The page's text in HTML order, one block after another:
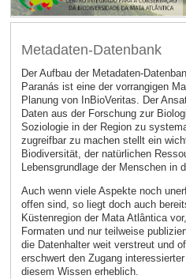
Metadaten-Datenbank
Der Aufbau der Metadaten-
Paranás ist eine der vorrangigen
Planung von InBioVeritas. Der
Daten aus der Forschung zur
Soziologie in der Region zu
zugreifbar zu machen stellt ein
Biodiversität, der natürlichen
Lebensgrundlage der Menschen in
Auch wenn viele Aspekte noch
offen sind, so liegt doch auch
Küstenregion der Mata Atlântica
Formaten und nur teilweise
die Datenhalter weit verstreut und
erschwert den Zugang
diesem Wissen erheblich.